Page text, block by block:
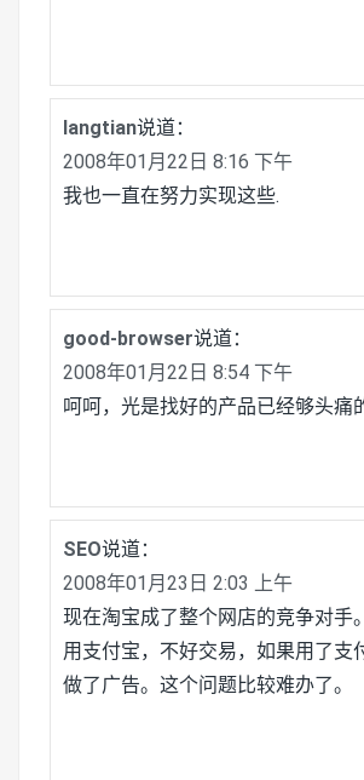
langtian说道：
2008年01月22日 8:16 下午
我也一直在努力实现这些.
good-browser说道：
2008年01月22日 8:54 下午
呵呵，光是找好的产品已经够头痛
SEO说道：
2008年01月23日 2:03 上午
现在淘宝成了整个网店的竞争对手
用支付宝，不好交易，如果用了支
做了广告。这个问题比较难办了。